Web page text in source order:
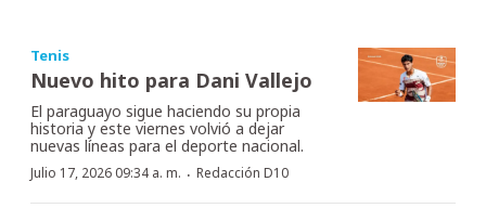
Tenis
Nuevo hito para Dani Vallejo
El paraguayo sigue haciendo su propia
historia y este viernes volvió a dejar
nuevas líneas para el deporte nacional.
Julio 17, 2026 09:34 a. m. · Redacción D10